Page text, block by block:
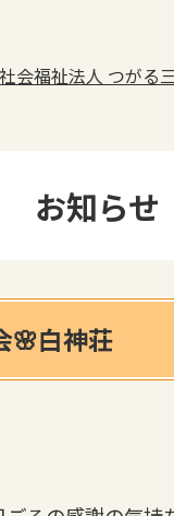
お知らせ
🌸白神荘